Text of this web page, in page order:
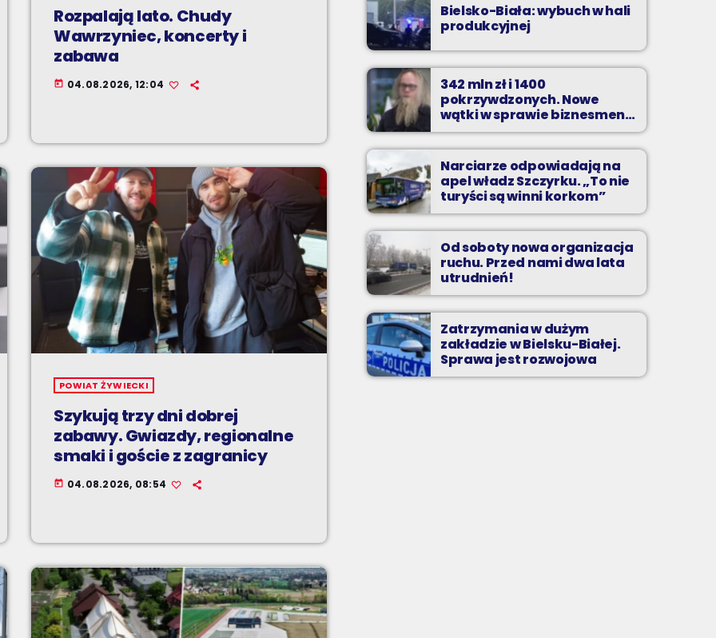
Rozpalają lato. Chudy
Wawrzyniec, koncerty i
zabawa
today 04.08.2026, 12:04
POWIAT ŻYWIECKI
Szykują trzy dni dobrej
zabawy. Gwiazdy, regionalne
smaki i goście z zagranicy
today 04.08.2026, 08:54
Bielsko-Biała: wybuch w hali
produkcyjnej
342 mln zł i 1400
pokrzywdzonych. Nowe
wątki w sprawie biznesmena
z Bielska-Białej
Narciarze odpowiadają na
apel władz Szczyrku. „To nie
turyści są winni korkom”
Od soboty nowa organizacja
ruchu. Przed nami dwa lata
utrudnień!
Zatrzymania w dużym
zakładzie w Bielsku-Białej.
Sprawa jest rozwojowa